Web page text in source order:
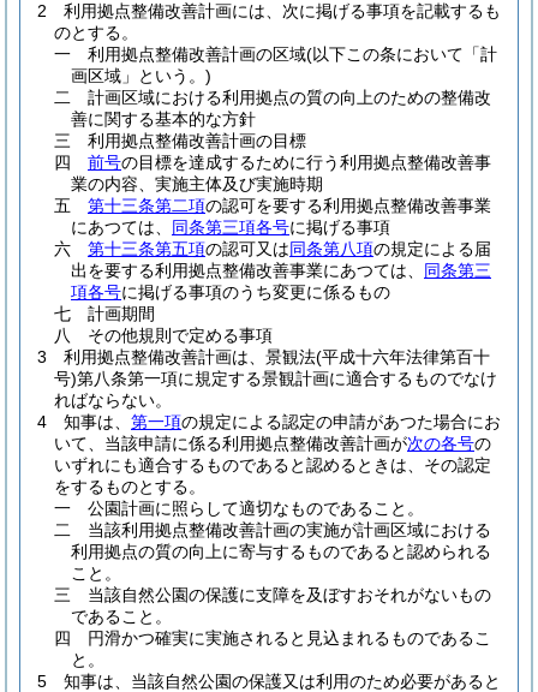
2
利用拠点整備改善計画には、次に掲げる事項を記載するも
のとする。
一
利用拠点整備改善計画の区域(以下この条において「計
画区域」という。)
二
計画区域における利用拠点の質の向上のための整備改
善に関する基本的な方針
三
利用拠点整備改善計画の目標
四
前号の目標を達成するために行う利用拠点整備改善事
業の内容、実施主体及び実施時期
五
第十三条第二項の認可を要する利用拠点整備改善事業
にあつては、 同条第三項各号に掲げる事項
六
第十三条第五項の認可又は同条第八項の規定による届
出を要する利用拠点整備改善事業にあつては、 同条第三
項各号に掲げる事項のうち変更に係るもの
七
計画期間
八
その他規則で定める事項
3
利用拠点整備改善計画は、景観法(平成十六年法律第百十
号)第八条第一項に規定する景観計画に適合するものでなけ
ればならない。
4
知事は、 第一項の規定による認定の申請があつた場合にお
いて、当該申請に係る利用拠点整備改善計画が次の各号の
いずれにも適合するものであると認めるときは、その認定
をするものとする。
一
公園計画に照らして適切なものであること。
二
当該利用拠点整備改善計画の実施が計画区域における
利用拠点の質の向上に寄与するものであると認められる
こと。
三
当該自然公園の保護に支障を及ぼすおそれがないもの
であること。
四
円滑かつ確実に実施されると見込まれるものであるこ
と。
5
知事は、当該自然公園の保護又は利用のため必要があると